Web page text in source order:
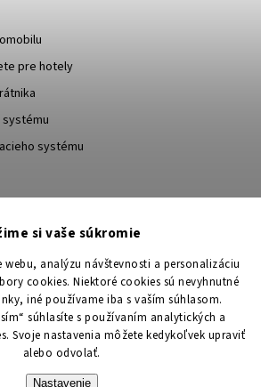
si vaše súkromie
webu, analýzu návštevnosti a personalizáciu
cookies. Niektoré cookies sú nevyhnutné
iné používame iba s vaším súhlasom.
súhlasíte s používaním analytických a
Svoje nastavenia môžete kedykoľvek upraviť
alebo odvolať.
Nastavenie
pre hotely
systému